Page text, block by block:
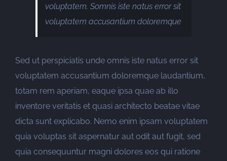
voluptatem. Somnis iste natus error sit
voluptatem accusantium doloremque
Sed ut perspiciatis unde omnis iste natus error sit
voluptatem accusantium doloremque laudantium,
totam rem aperiam, eaque ipsa quae ab illo
inventore veritatis et quasi architecto beatae vitae
dicta sunt explicabo. Nemo enim ipsam voluptatem
quia voluptas sit aspernatur aut odit aut fugit, sed
quia consequuntur magni dolores eos qui ratione